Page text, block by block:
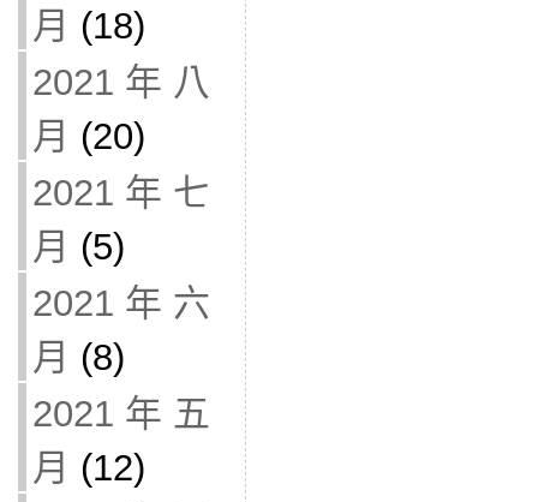
月 (18)
2021 年 八
月 (20)
2021 年 七
月 (5)
2021 年 六
月 (8)
2021 年 五
月 (12)